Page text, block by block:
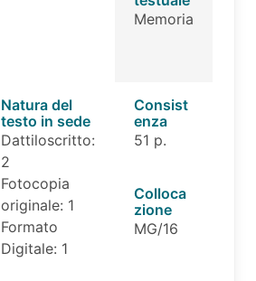
Memoria
Natura del
testo in sede
Dattiloscritto:
2
Fotocopia
originale: 1
Formato
Digitale: 1
Consist
enza
51 p.
Colloca
zione
MG/16